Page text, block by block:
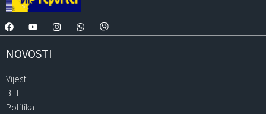
NOVOSTI
Vijesti
BiH
Politika